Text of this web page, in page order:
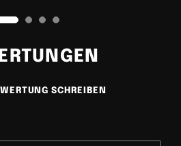
SCHREIBEN